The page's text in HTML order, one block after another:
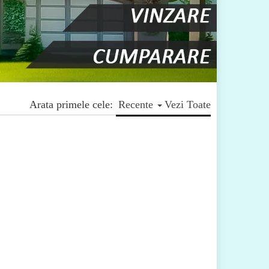
Vezi Toate
Arata primele cele: Recente